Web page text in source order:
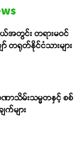
အတွင်း တရားမဝင်
တရုတ်နိုင်ငံသားများ
ာသိမ်းသမ္မတနှင့် စစ်
က်များ